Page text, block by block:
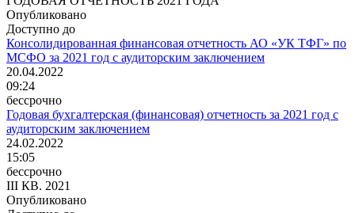
Опубликовано
Доступно до
Консолидированная финансовая отчетность АО «УК ТФГ» по
МСФО за 2021 год с аудиторским заключением
20.04.2022
09:24
бессрочно
Годовая бухгалтерская (финансовая) отчетность за 2021 год с
аудиторским заключением
24.02.2022
15:05
бессрочно
III КВ. 2021
Опубликовано